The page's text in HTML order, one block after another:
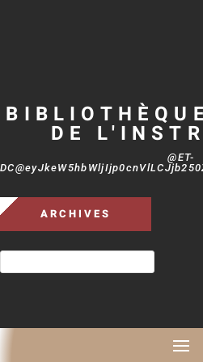
DE
@ET-
ARCHIVES